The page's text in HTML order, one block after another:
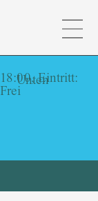
18:00, Eintritt:
Frei
Unten